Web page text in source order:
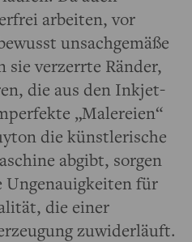
arbeiten, vor
unsachgemäße
verzerrte Ränder,
die aus den Inkjet-
„Malereien“
die künstlerische
abgibt, sorgen
für
die einer
zuwiderläuft.